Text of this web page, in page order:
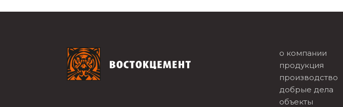
о компании
продукция
производство
добрые дела
объекты